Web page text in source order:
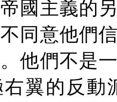
國主義的
同意他們
。他們不是
翼的反動